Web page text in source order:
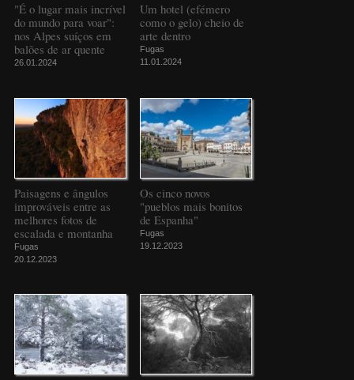
"É o lugar mais incrível
do mundo para voar":
nos Alpes suíços em
balões de ar quente
26.01.2024
Um hotel (efémero
como o gelo) cheio de
arte dentro
Fugas
11.01.2024
Paisagens e ângulos
improváveis entre as
melhores fotos de
escalada e montanha
Fugas
20.12.2023
Os cinco novos
"pueblos mais bonitos
de Espanha"
Fugas
19.12.2023